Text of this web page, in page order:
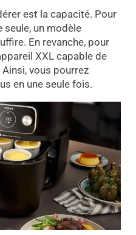
est la capacité. Pour
seule, un modèle
En revanche, pour
XXL capable de
vous pourrez
en une seule fois.